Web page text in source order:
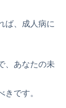
ば、成人病に
、あなたの未
です。